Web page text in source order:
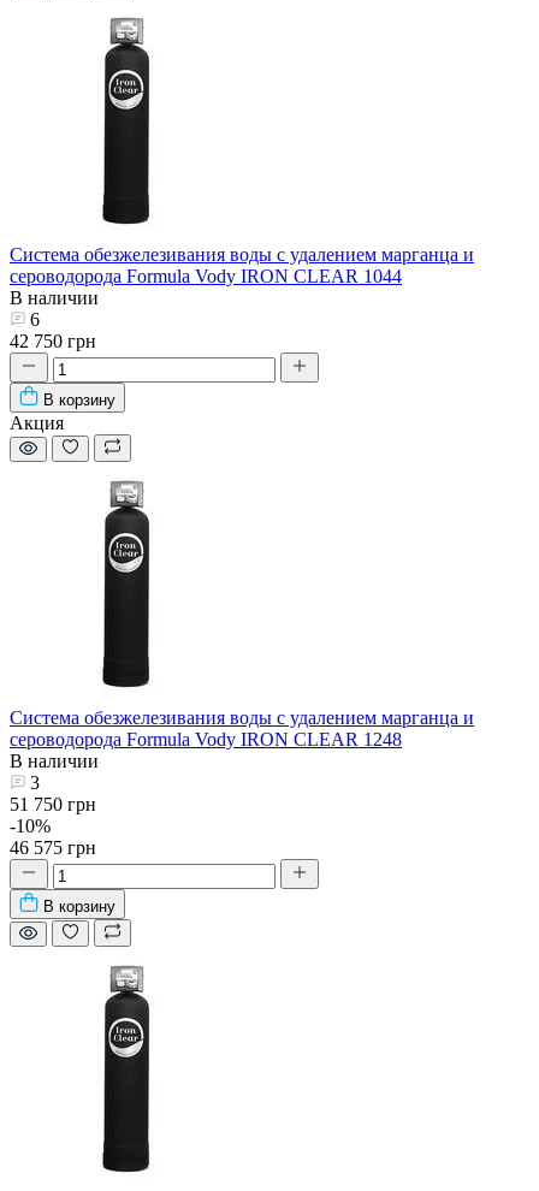
Система обезжелезивания воды с удалением марганца и
сероводорода Formula Vody IRON CLEAR 1044
В наличии
6
42 750 грн
В корзину
Акция
Система обезжелезивания воды с удалением марганца и
сероводорода Formula Vody IRON CLEAR 1248
В наличии
3
51 750 грн
-10%
46 575 грн
В корзину